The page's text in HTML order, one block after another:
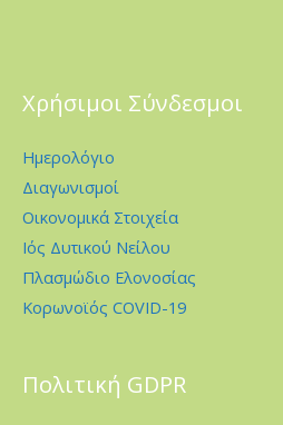
Χρήσιμοι Σύνδεσμοι
Ημερολόγιο
Διαγωνισμοί
Οικονομικά Στοιχεία
Ιός Δυτικού Νείλου
Πλασμώδιο Ελονοσίας
Κορωνοϊός COVID-19
Πολιτική GDPR